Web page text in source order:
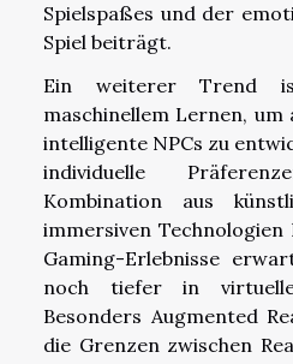
Spielspaßes und der
Spiel beiträgt.
Ein weiterer Trend
maschinellem Lernen,
intelligente NPCs zu
individuelle
Kombination aus
immersiven
Gaming-Erlebnisse
noch tiefer in
Besonders Augmented
die Grenzen zwischen